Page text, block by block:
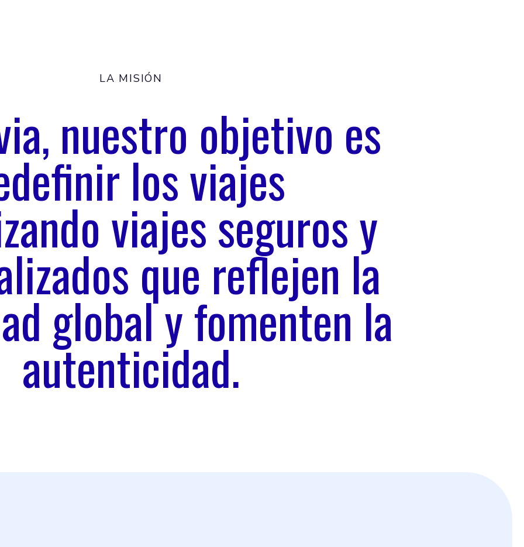
LA MISIÓN
nuestro objetivo es
los viajes
viajes seguros y
que reflejen la
global y fomenten la
autenticidad.